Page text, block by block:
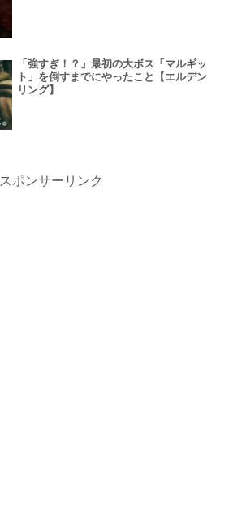
「強すぎ！？」最初の大ボス「マルギッ
ト」を倒すまでにやったこと【エルデン
リング】
スポンサーリンク